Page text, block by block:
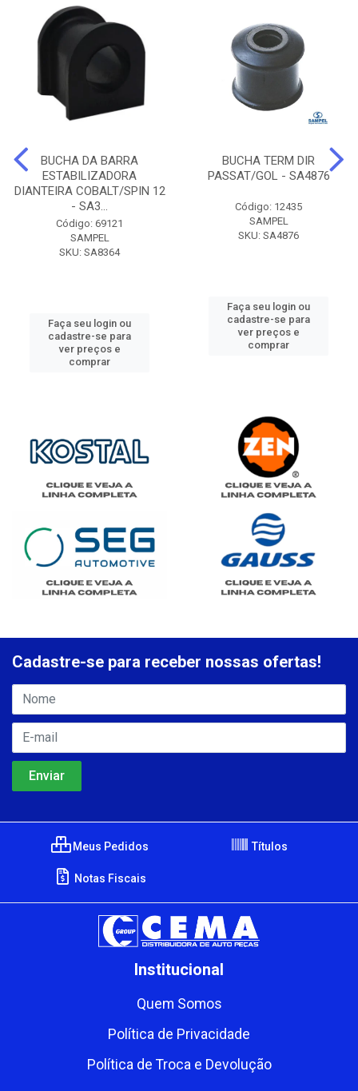
BUCHA DA BARRA
ESTABILIZADORA
DIANTEIRA COBALT/SPIN 12
- SA3...
Código: 69121
SAMPEL
SKU: SA8364
Faça seu login ou
cadastre-se para
ver preços e
comprar
BUCHA TERM DIR
PASSAT/GOL - SA4876
Código: 12435
SAMPEL
SKU: SA4876
Faça seu login ou
cadastre-se para
ver preços e
comprar
Cadastre-se para receber nossas ofertas!
Meus Pedidos Títulos
Notas Fiscais
Institucional
Quem Somos
Política de Privacidade
Política de Troca e Devolução